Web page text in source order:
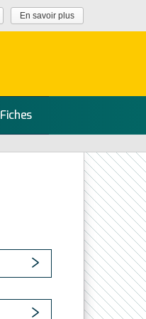
Fiches
En savoir plus